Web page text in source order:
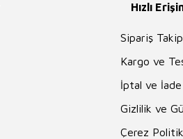
Hızlı
Sipariş Takip
Kargo ve
İptal ve İade
Gizlilik ve
Çerez